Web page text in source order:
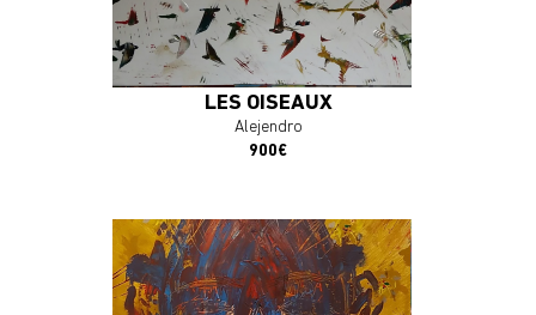
LES OISEAUX
Alejendro
900€
J'ACHÈTE L'OEUVRE
En savoir plus